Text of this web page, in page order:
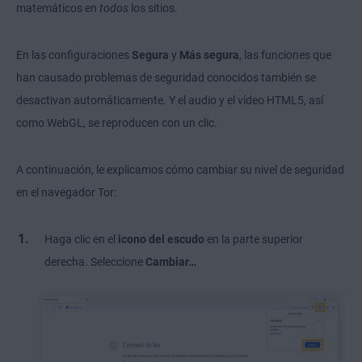
matemáticos en todos los sitios.
En las configuraciones Segura y Más segura , las funciones que
han causado problemas de seguridad conocidos también se
desactivan automáticamente. Y el audio y el vídeo HTML5, así
como WebGL, se reproducen con un clic.
A continuación, le explicamos cómo cambiar su nivel de seguridad
en el navegador Tor:
Haga clic en el icono del escudo en la parte superior
derecha. Seleccione Cambiar…